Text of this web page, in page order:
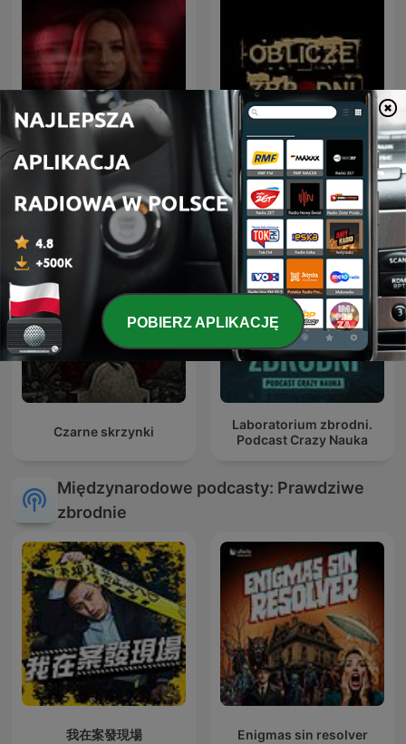
Olga Herring True Crime Oblicze Zbrodni
Czarne skrzynki
Laboratorium zbrodni.
Podcast Crazy Nauka
Międzynarodowe podcasty: Prawdziwe
zbrodnie
我在案發現場 Enigmas sin resolver
POBIERZ APLIKACJĘ